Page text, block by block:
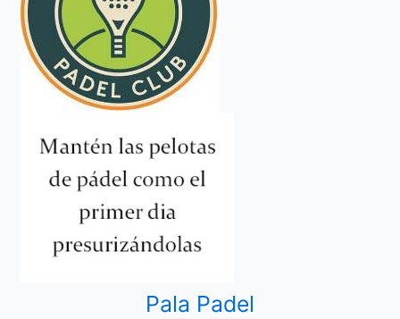
Pala Padel